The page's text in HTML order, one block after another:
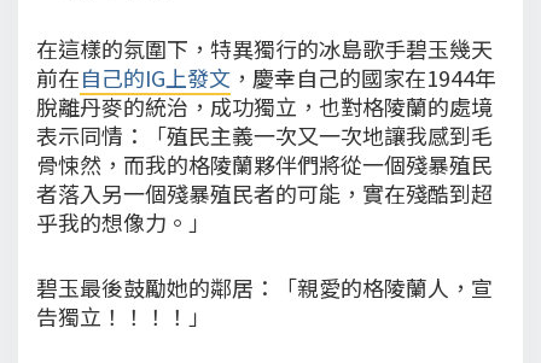
在這樣的氛圍下，特異獨行的冰島歌手碧玉幾天
前在自己的IG上發文 ，慶幸自己的國家在1944年
脫離丹麥的統治，成功獨立，也對格陵蘭的處境
表示同情：「殖民主義一次又一次地讓我感到毛
骨悚然，而我的格陵蘭夥伴們將從一個殘暴殖民
者落入另一個殘暴殖民者的可能，實在殘酷到超
乎我的想像力。」
碧玉最後鼓勵她的鄰居：「親愛的格陵蘭人，宣
告獨立！！！！」